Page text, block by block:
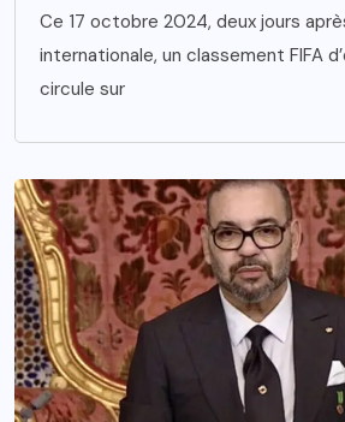
Ce 17 octobre 2024, deux jours
internationale, un classement FIFA
circule sur